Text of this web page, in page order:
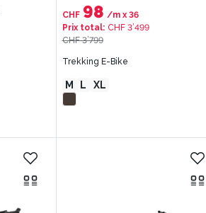
CHF 98 /mx 36
Prix total: CHF 3’499
CHF 3’799
Trekking E-Bike
M L XL